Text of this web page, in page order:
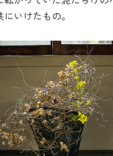
にいけたもの。